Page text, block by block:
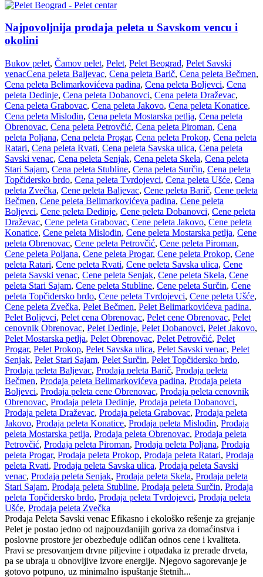
Najpovoljnija prodaja peleta u Savskom vencu i
okolini
Bukov pelet, Čamov pelet, Pelet, Pelet Beograd, Pelet Savski
venacCena peleta Baljevac, Cena peleta Barič, Cena peleta Bečmen,
Cena peleta Belimarkovićeva padina, Cena peleta Boljevci, Cena
peleta Dedinje, Cena peleta Dobanovci, Cena peleta Draževac,
Cena peleta Grabovac, Cena peleta Jakovo, Cena peleta Konatice,
Cena peleta Mislođin, Cena peleta Mostarska petlja, Cena peleta
Obrenovac, Cena peleta Petrovčić, Cena peleta Piroman, Cena
peleta Poljana, Cena peleta Progar, Cena peleta Prokop, Cena peleta
Ratari, Cena peleta Rvati, Cena peleta Savska ulica, Cena peleta
Savski venac, Cena peleta Senjak, Cena peleta Skela, Cena peleta
Stari Sajam, Cena peleta Stubline, Cena peleta Surčin, Cena peleta
Topčidersko brdo, Cena peleta Tvrdojevci, Cena peleta Ušće, Cena
peleta Zvečka, Cene peleta Baljevac, Cene peleta Barič, Cene peleta
Bečmen, Cene peleta Belimarkovićeva padina, Cene peleta
Boljevci, Cene peleta Dedinje, Cene peleta Dobanovci, Cene peleta
Draževac, Cene peleta Grabovac, Cene peleta Jakovo, Cene peleta
Konatice, Cene peleta Mislođin, Cene peleta Mostarska petlja, Cene
peleta Obrenovac, Cene peleta Petrovčić, Cene peleta Piroman,
Cene peleta Poljana, Cene peleta Progar, Cene peleta Prokop, Cene
peleta Ratari, Cene peleta Rvati, Cene peleta Savska ulica, Cene
peleta Savski venac, Cene peleta Senjak, Cene peleta Skela, Cene
peleta Stari Sajam, Cene peleta Stubline, Cene peleta Surčin, Cene
peleta Topčidersko brdo, Cene peleta Tvrdojevci, Cene peleta Ušće,
Cene peleta Zvečka, Pelet Bečmen, Pelet Belimarkovićeva padina,
Pelet Boljevci, Pelet cena Obrenovac, Pelet cene Obrenovac, Pelet
cenovnik Obrenovac, Pelet Dedinje, Pelet Dobanovci, Pelet Jakovo,
Pelet Mostarska petlja, Pelet Obrenovac, Pelet Petrovčić, Pelet
Progar, Pelet Prokop, Pelet Savska ulica, Pelet Savski venac, Pelet
Senjak, Pelet Stari Sajam, Pelet Surčin, Pelet Topčidersko brdo,
Prodaja peleta Baljevac, Prodaja peleta Barič, Prodaja peleta
Bečmen, Prodaja peleta Belimarkovićeva padina, Prodaja peleta
Boljevci, Prodaja peleta cene Obrenovac, Prodaja peleta cenovnik
Obrenovac, Prodaja peleta Dedinje, Prodaja peleta Dobanovci,
Prodaja peleta Draževac, Prodaja peleta Grabovac, Prodaja peleta
Jakovo, Prodaja peleta Konatice, Prodaja peleta Mislođin, Prodaja
peleta Mostarska petlja, Prodaja peleta Obrenovac, Prodaja peleta
Petrovčić, Prodaja peleta Piroman, Prodaja peleta Poljana, Prodaja
peleta Progar, Prodaja peleta Prokop, Prodaja peleta Ratari, Prodaja
peleta Rvati, Prodaja peleta Savska ulica, Prodaja peleta Savski
venac, Prodaja peleta Senjak, Prodaja peleta Skela, Prodaja peleta
Stari Sajam, Prodaja peleta Stubline, Prodaja peleta Surčin, Prodaja
peleta Topčidersko brdo, Prodaja peleta Tvrdojevci, Prodaja peleta
Ušće, Prodaja peleta Zvečka
Prodaja Peleta Savski venac Efikasno i ekološko rešenje za grejanje
Pelet je postao jedno od najpouzdanijih goriva za domaćinstva i
poslovne prostore jer obezbeđuje odličan odnos cene i kvaliteta.
Pravi se presovanjem drvne piljevine i otpadaka iz prerade drveta,
pa se ubraja u obnovljive izvore energije. Njegovo sagorevanje je
gotovo potpuno, uz minimalno ispuštanje štetnih...